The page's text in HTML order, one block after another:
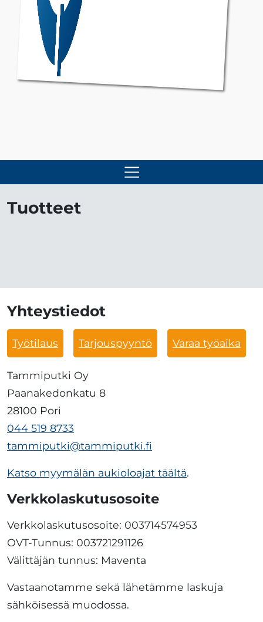
Tuotteet
Yhteystiedot
Työtilaus Tarjouspyyntö Varaa työaika
Tammiputki Oy
Paanakedonkatu 8
28100 Pori
044 519 8733
tammiputki@tammiputki.fi
Katso myymälän aukioloajat täältä.
Verkkolaskutusosoite
Verkkolaskutusosoite: 003714574953
OVT-Tunnus: 003721291126
Välittäjän tunnus: Maventa
Vastaanotamme sekä lähetämme laskuja
sähköisessä muodossa.